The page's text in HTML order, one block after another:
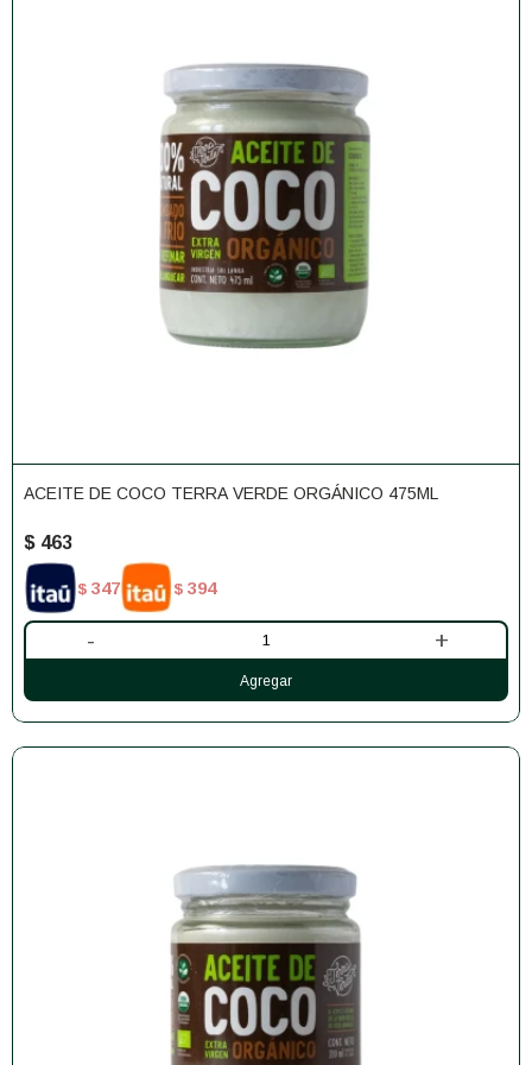
ACEITE DE COCO TERRA VERDE ORGÁNICO 475ML
$ 463
$ 347 $ 394
- +